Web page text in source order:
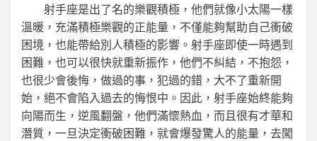
射手座是出了名的樂觀積極，他們就像小太陽一樣
溫暖，充滿積極樂觀的正能量，不僅能夠幫助自己衝破
困境，也能帶給別人積極的影響。射手座即使一時遇到
困難，也可以很快就重新振作，他們不糾結，不抱怨，
也很少會後悔，做過的事，犯過的錯，大不了重新開
始，絕不會陷入過去的悔恨中。因此，射手座始終能夠
向陽而生，逆風翻盤，他們滿懷熱血，而且很有才華和
潛質，一旦決定衝破困難，就會爆發驚人的能量，去闖